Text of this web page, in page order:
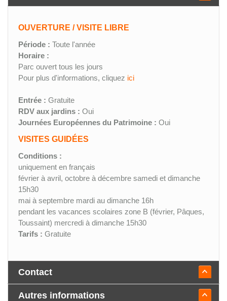
OUVERTURE / VISITE LIBRE
Période : Toute l'année
Horaire :
Parc ouvert tous les jours
Pour plus d'informations, cliquez ici
Entrée : Gratuite
RDV aux jardins : Oui
Journées Européennes du Patrimoine : Oui
VISITES GUIDÉES
Conditions :
uniquement en français
février à avril, octobre à décembre samedi et dimanche
15h30
mai à septembre mardi au dimanche 16h
pendant les vacances scolaires zone B (février, Pâques,
Toussaint) mercredi à dimanche 15h30
Tarifs : Gratuite
Contact
Autres informations